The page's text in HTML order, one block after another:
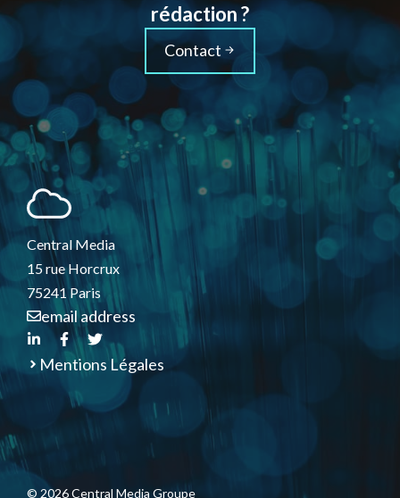
rédaction ?
Contact
Central Media
15 rue Horcrux
75241 Paris
email address
Mentions Légales
© 2026 Central Media Groupe